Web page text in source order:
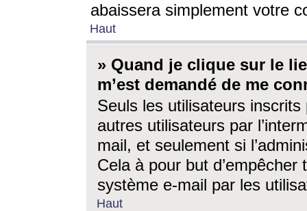
abaissera simplement votre
Haut
» Quand je clique sur le
m’est demandé de me
Seuls les utilisateurs
autres utilisateurs par
mail, et seulement si
Cela à pour but
système e-mail par les
Haut